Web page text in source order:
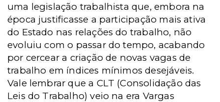
uma legislação trabalhista que, embora na
época justificasse a participação mais ativa
do Estado nas relações do trabalho, não
evoluiu com o passar do tempo, acabando
por cercear a criação de novas vagas de
trabalho em índices mínimos desejáveis.
Vale lembrar que a CLT (Consolidação das
Leis do Trabalho) veio na era Vargas